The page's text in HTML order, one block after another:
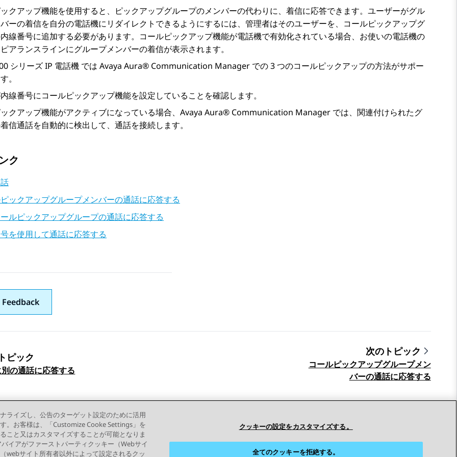
クアップ機能を使用すると、ピックアップグループのメンバーの代わりに、着信に応答できます。ユーザーがグル
ーの着信を自分の電話機にリダイレクトできるようにするには、管理者はそのユーザーを、コールピックアップグ
線番号に追加する必要があります。コールピックアップ機能が電話機で有効化されている場合、お使いの電話機の
アランスラインにグループメンバーの着信が表示されます。
シリーズ IP 電話機 では Avaya Aura® Communication Manager での 3 つのコールピックアップの方法がサポー
。
線番号にコールピックアップ機能を設定していることを確認します。
クアップ機能がアクティブになっている場合、 Avaya Aura® Communication Manager では、関連付けられたグ
信通話を自動的に検出して、通話を接続します。
ク
ックアップグループメンバーの通話に応答する
ルピックアップグループの通話に応答する
を使用して通話に応答する
Feedback
クナビゲーション
ピック
の通話に応答する
次のトピック
コールピックアップグループメン
バーの通話に応答する
ライズし、公告のターゲット設定のために活用
。お客様は、「Customize Cooke Settings」を
こと又はカスタマイズすることが可能となりま
イアがファーストパーティクッキー（Webサイ
webサイト所有者以外によって設定されるクッ
クッキーの設定をカスタマイズする。
全てのクッキーを拒絶する。